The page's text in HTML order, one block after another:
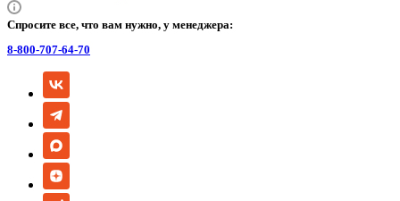
Спросите все, что вам нужно, у менеджера:
8-800-707-64-70